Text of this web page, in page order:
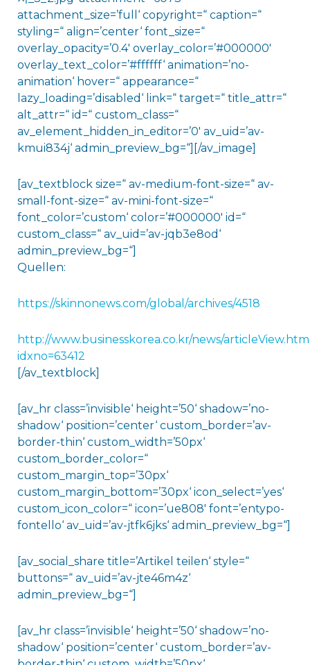
attachment_size=’full‘ copyright=“ caption=“
styling=“ align=’center‘ font_size=“
overlay_opacity=’0.4′ overlay_color=’#000000′
overlay_text_color=’#ffffff‘ animation=’no-
animation‘ hover=“ appearance=“
lazy_loading=’disabled‘ link=“ target=“ title_attr=“
alt_attr=“ id=“ custom_class=“
av_element_hidden_in_editor=’0′ av_uid=’av-
kmui834j‘ admin_preview_bg=“][/av_image]
[av_textblock size=“ av-medium-font-size=“ av-
small-font-size=“ av-mini-font-size=“
font_color=’custom‘ color=’#000000′ id=“
custom_class=“ av_uid=’av-jqb3e8od‘
admin_preview_bg=“]
Quellen:
https://skinnonews.com/global/archives/4518
http://www.businesskorea.co.kr/news/
idxno=63412
[/av_textblock]
[av_hr class=’invisible‘ height=’50‘ shadow=’no-
shadow‘ position=’center‘ custom_border=’av-
border-thin‘ custom_width=’50px‘
custom_border_color=“
custom_margin_top=’30px‘
custom_margin_bottom=’30px‘ icon_select=’yes‘
custom_icon_color=“ icon=’ue808′ font=’entypo-
fontello‘ av_uid=’av-jtfk6jks‘ admin_preview_bg=“]
[av_social_share title=’Artikel teilen‘ style=“
buttons=“ av_uid=’av-jte46m4z‘
admin_preview_bg=“]
[av_hr class=’invisible‘ height=’50‘ shadow=’no-
shadow‘ position=’center‘ custom_border=’av-